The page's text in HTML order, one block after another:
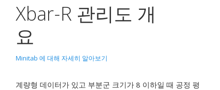
Xbar-R 관리도 개
요
Minitab 에 대해 자세히 알아보기
계량형 데이터가 있고 부분군 크기가 8 이하일 때 공정 평